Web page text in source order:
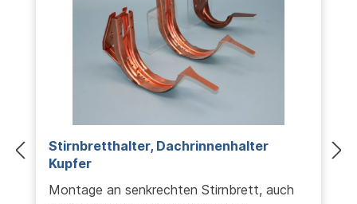
Stirnbretthalter, Dachrinnenhalter
Kupfer
Montage an senkrechten Stirnbrett, auch